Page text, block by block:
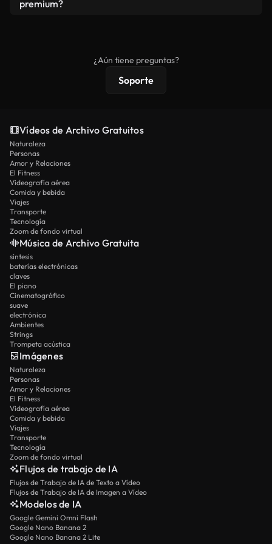
premium?
protecciones de licencia extendidas.
¿Aún tiene preguntas?
Soporte
Vídeos de Archivo Gratuitos
Naturaleza
Personas
Amor y Relaciones
El Fitness
Videografía aérea
Comida y bebida
Viajes
Transporte
Tecnología
Zoom de fondo virtual
Música de Archivo Gratuita
síntesis
baterías electrónicas
claves
El piano
Cinematográfico
suave
electrónica
Ambientes
Strings
Trompeta acústica
Imágenes
Naturaleza
Personas
Amor y Relaciones
El Fitness
Videografía aérea
Comida y bebida
Viajes
Transporte
Tecnología
Zoom de fondo virtual
Flujos de trabajo de IA
Flujos de Trabajo de IA de Texto a Vídeo
Flujos de Trabajo de IA de Imagen a Vídeo
Modelos de IA
Google Gemini Omni Flash
Google Nano Banana 2
Google Nano Banana 2 Lite